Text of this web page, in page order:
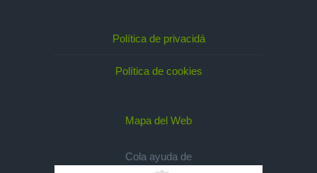
Política de privacidá
Política de cookies
Mapa del Web
Cola ayuda de